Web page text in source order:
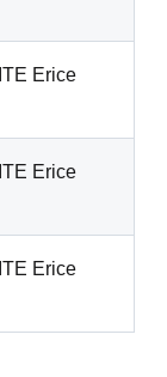
ITE Erice
ITE Erice
ITE Erice